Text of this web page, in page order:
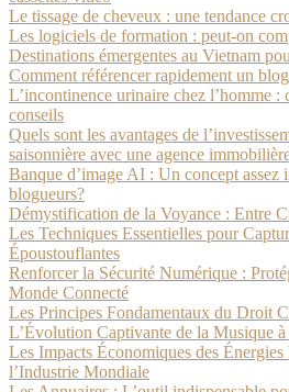
Le tissage de cheveux : une tendance
Les logiciels de formation : peut-on
Destinations émergentes au Vietnam
Comment référencer rapidement un
L’incontinence urinaire chez l’homme :
conseils
Quels sont les avantages de
saisonnière avec une agence
Banque d’image AI : Un concept assez
blogueurs?
Démystification de la Voyance : Entre
Les Techniques Essentielles pour
Époustouflantes
Renforcer la Sécurité Numérique :
Monde Connecté
Les Principes Fondamentaux du Droit
L’Évolution Captivante de la Musique
Les Impacts Économiques des
l’Industrie Mondiale